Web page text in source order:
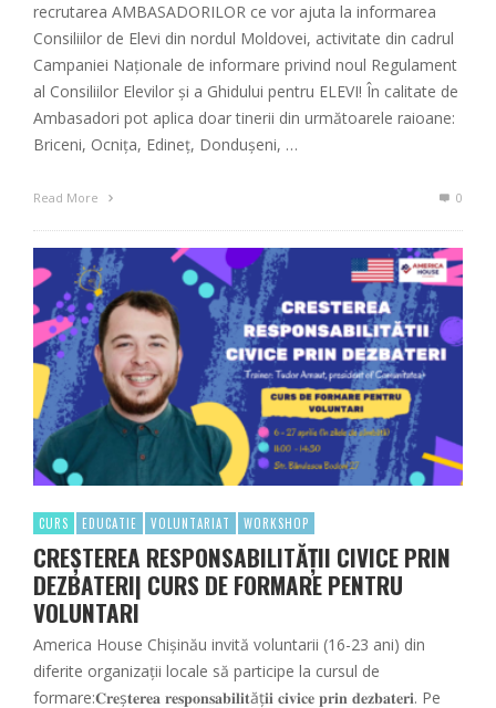
recrutarea AMBASADORILOR ce vor ajuta la informarea
Consiliilor de Elevi din nordul Moldovei, activitate din cadrul
Campaniei Naționale de informare privind noul Regulament
al Consiliilor Elevilor și a Ghidului pentru ELEVI! În calitate de
Ambasadori pot aplica doar tinerii din următoarele raioane:
Briceni, Ocnița, Edineț, Dondușeni, …
Read More 0
CURS EDUCATIE VOLUNTARIAT WORKSHOP
CREȘTEREA RESPONSABILITĂȚII CIVICE PRIN
DEZBATERI| CURS DE FORMARE PENTRU
VOLUNTARI
America House Chișinău invită voluntarii (16-23 ani) din
diferite organizații locale să participe la cursul de
formare:𝐂𝐫𝐞ș𝐭𝐞𝐫𝐞𝐚 𝐫𝐞𝐬𝐩𝐨𝐧𝐬𝐚𝐛𝐢𝐥𝐢𝐭ăț𝐢𝐢 𝐜𝐢𝐯𝐢𝐜𝐞 𝐩𝐫𝐢𝐧 𝐝𝐞𝐳𝐛𝐚𝐭𝐞𝐫𝐢. Pe